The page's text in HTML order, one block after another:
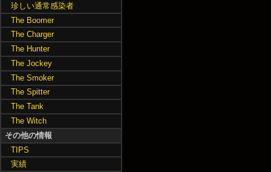
珍しい通常感染者
The Boomer
The Charger
The Hunter
The Jockey
The Smoker
The Spitter
The Tank
The Witch
その他の情報
TIPS
実績